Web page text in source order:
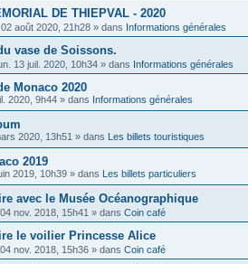
DE THIEPVAL - 2020
août 2020, 21h28 » dans Informations générales
vase de Soissons.
13 juil. 2020, 10h34 » dans Informations générales
Monaco 2020
2020, 9h44 » dans Informations générales
2020, 13h51 » dans Les billets touristiques
2019
2019, 10h39 » dans Les billets particuliers
avec le Musée Océanographique
nov. 2018, 15h41 » dans Coin café
le voilier Princesse Alice
nov. 2018, 15h36 » dans Coin café